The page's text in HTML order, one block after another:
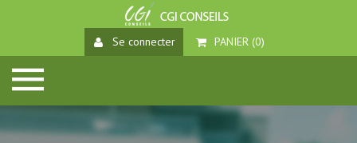
Se connecter PANIER (0)